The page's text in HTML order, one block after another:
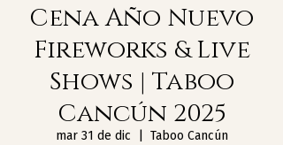
Cena Año Nuevo
Fireworks & Live
Shows | Taboo
Cancún 2025
mar 31 de dic Taboo Cancún